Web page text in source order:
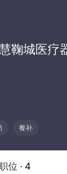
鞠城医疗
餐补
位 · 4